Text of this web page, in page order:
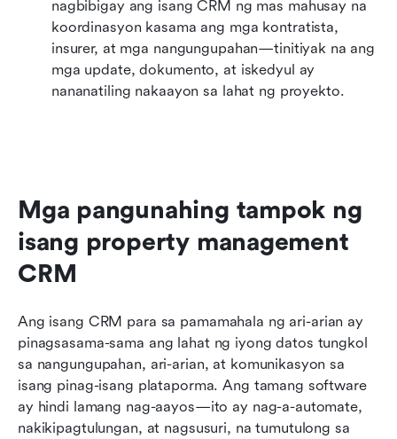
nagbibigay ang isang CRM ng mas mahusay na
koordinasyon kasama ang mga kontratista,
insurer, at mga nangungupahan—tinitiyak na ang
mga update, dokumento, at iskedyul ay
nananatiling nakaayon sa lahat ng proyekto.
Mga pangunahing tampok ng
isang property management
CRM
Ang isang CRM para sa pamamahala ng ari-arian ay
pinagsasama-sama ang lahat ng iyong datos tungkol
sa nangungupahan, ari-arian, at komunikasyon sa
isang pinag-isang plataporma. Ang tamang software
ay hindi lamang nag-aayos—ito ay nag-a-automate,
nakikipagtulungan, at nagsusuri, na tumutulong sa